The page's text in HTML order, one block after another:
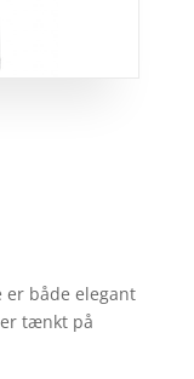
både elegant
tænkt på